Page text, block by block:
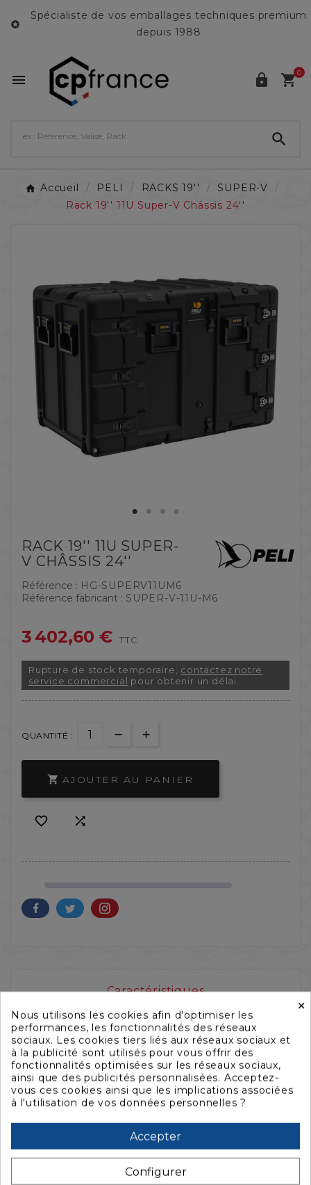

Spécialiste de vos emballages techniques premium
depuis 1988
  0

Accueil PELI RACKS 19''
SUPER-V
Rack 19'' 11U Super-V Châssis 24''
RACK 19'' 11U SUPER-
V CHÂSSIS 24''
Référence : HG-SUPERV11UM6
Référence fabricant : SUPER-V-11U-M6
3 402,60 € TTC
Rupture de stock temporaire, contactez notre
service commercial pour obtenir un délai.
QUANTITÉ :
 AJOUTER AU PANIER
 
Caractéristiques
Référence : HG-SUPERV11UM6
Référence fabricant : SUPER-V-11U-M6
Fiche technique
Longueur Extérieure
978
×
Nous utilisons les cookies afin d'optimiser les
performances, les fonctionnalités des réseaux
sociaux. Les cookies tiers liés aux réseaux sociaux et
à la publicité sont utilisés pour vous offrir des
fonctionnalités optimisées sur les réseaux sociaux,
ainsi que des publicités personnalisées. Acceptez-
vous ces cookies ainsi que les implications associées
à l'utilisation de vos données personnelles ?
Accepter
Configurer